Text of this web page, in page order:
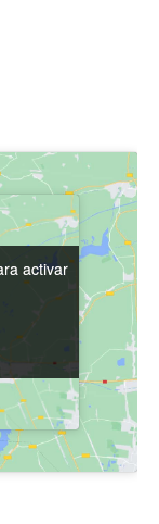
activar
activar